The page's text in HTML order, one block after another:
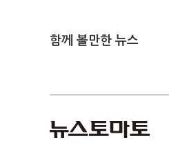
함께 볼만한 뉴스